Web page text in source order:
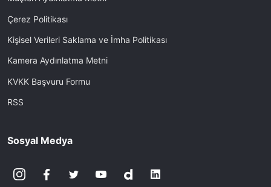
Çerez Politikası
Kişisel Verileri Saklama ve İmha Politikası
Kamera Aydınlatma Metni
KVKK Başvuru Formu
RSS
Sosyal Medya